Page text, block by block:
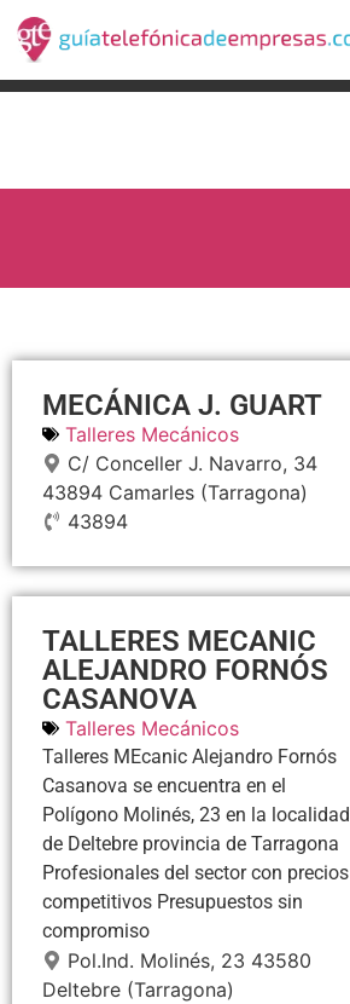
MECÁNICA J. GUART
Talleres Mecánicos
C/ Conceller J. Navarro, 34
43894 Camarles (Tarragona)
43894
TALLERES MECANIC
ALEJANDRO FORNÓS
CASANOVA
Talleres Mecánicos
Talleres MEcanic Alejandro Fornós
Casanova se encuentra en el
Polígono Molinés, 23 en la localidad
de Deltebre provincia de Tarragona
Profesionales del sector con precios
competitivos Presupuestos sin
compromiso
Pol.Ind. Molinés, 23 43580
Deltebre (Tarragona)